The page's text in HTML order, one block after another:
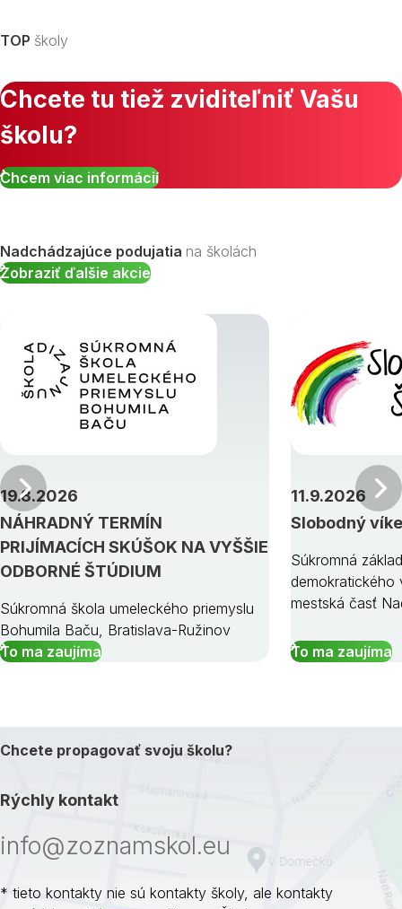
Zobraziť všetky študijné odbory »
TOP školy
Chcete tu tiež zviditeľniť Vašu
školu?
Chcem viac informácií
Nadchádzajúce podujatia na školách
Zobraziť ďalšie akcie
NÁHRADNÝ TERMÍN
PRIJÍMACÍCH SKÚŠOK NA VYŠŠIE
ODBORNÉ ŠTÚDIUM
19.8.2026
Súkromná škola umeleckého priemyslu
Bohumila Baču, Bratislava-Ružinov
To ma zaujíma
Slobodný
11.9.2026
Súkromná
demokratického
mestská časť
To ma zaujíma
Predchádzajúci
Chcete propagovať svoju školu?
Rýchly kontakt
info@zoznamskol.eu
* tieto kontakty nie sú kontakty školy, ale kontakty